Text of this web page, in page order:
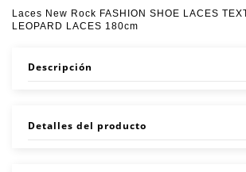
Laces New Rock FASHION SHOE LACES
LEOPARD LACES 180cm
Descripción
Detalles del producto